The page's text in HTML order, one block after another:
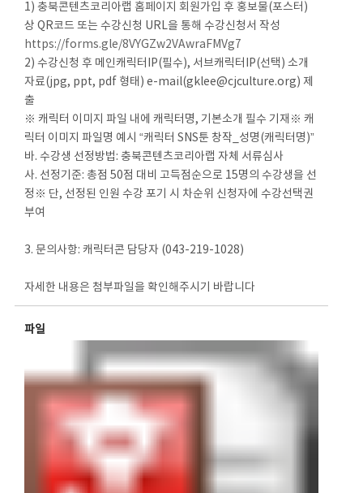
1) 충북콘텐츠코리아랩 홈페이지 회원가입 후 홍보물(포스터)
상 QR코드 또는 수강신청 URL을 통해 수강신청서 작성
https://forms.gle/8VYGZw2VAwraFMVg7
2) 수강신청 후 메인캐릭터IP(필수), 서브캐릭터IP(선택) 소개
자료(jpg, ppt, pdf 형태) e-mail(gklee@cjculture.org) 제
출
※ 캐릭터 이미지 파일 내에 캐릭터명, 기본소개 필수 기재※ 캐
릭터 이미지 파일명 예시 “캐릭터 SNS툰 창작_성명(캐릭터명)”
바. 수강생 선정방법: 충북콘텐츠코리아랩 자체 서류심사
사. 선정기준: 총점 50점 대비 고득점순으로 15명의 수강생을 선
정※ 단, 선정된 인원 수강 포기 시 차순위 신청자에 수강선택권
부여
3. 문의사항: 캐릭터콘 담당자 (043-219-1028)
자세한 내용은 첨부파일을 확인해주시기 바랍니다
파일